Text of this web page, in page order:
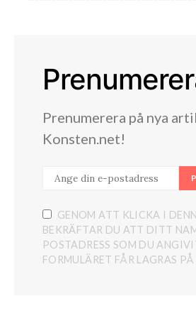
Prenumerera på nya
Konsten.net!
GENOM ATT KLICKA I
BEKRÄFTAR DU ATT DITT
POSTADRESS SOM DU
FORMULÄRET FÅR LAGRAS PÅ